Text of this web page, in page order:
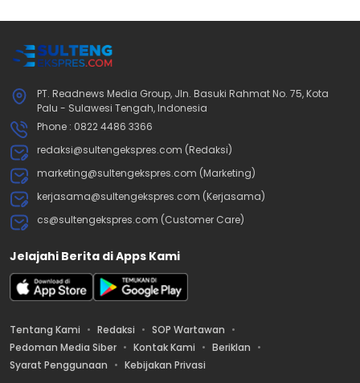
PT. Readnews Media Group, Jln. Basuki Rahmat No. 75, Kota
Palu - Sulawesi Tengah, Indonesia
Phone : 0822 4486 3366
redaksi@sultengekspres.com (Redaksi)
marketing@sultengekspres.com (Marketing)
kerjasama@sultengekspres.com (Kerjasama)
cs@sultengekspres.com (Customer Care)
Jelajahi Berita di Apps Kami
Tentang Kami Redaksi
SOP Wartawan
Pedoman Media Siber
Kontak Kami
Beriklan
Syarat Penggunaan
Kebijakan Privasi